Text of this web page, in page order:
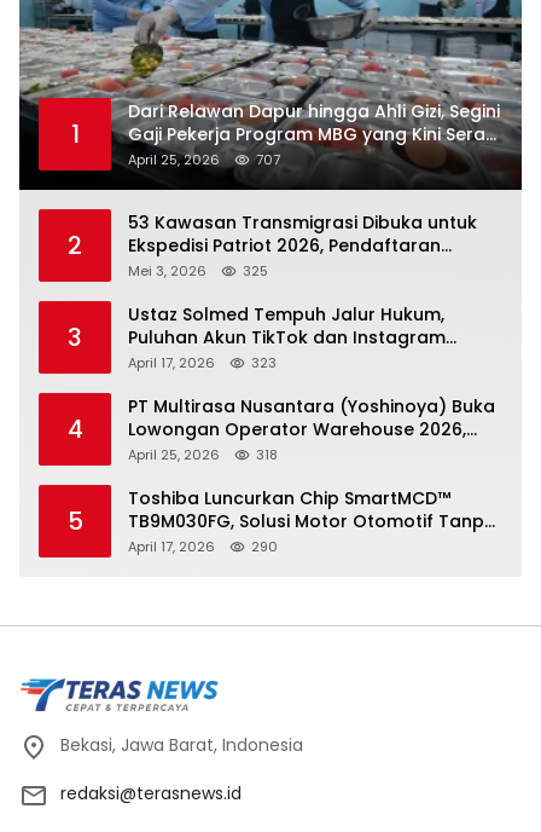
1
Dari Relawan Dapur hingga Ahli Gizi, Segini
Gaji Pekerja Program MBG yang Kini Serap
Hampir Sejuta Tenaga Kerja
April 25, 2026 707
2
53 Kawasan Transmigrasi Dibuka untuk
Ekspedisi Patriot 2026, Pendaftaran
Ditutup 21 Mei
Mei 3, 2026 325
3
Ustaz Solmed Tempuh Jalur Hukum,
Puluhan Akun TikTok dan Instagram
Dilaporkan atas Tuduhan Fitnah
April 17, 2026 323
4
PT Multirasa Nusantara (Yoshinoya) Buka
Lowongan Operator Warehouse 2026,
Penempatan CK Bekasi
April 25, 2026 318
5
Toshiba Luncurkan Chip SmartMCD™
TB9M030FG, Solusi Motor Otomotif Tanpa
Sensor di Kecepatan Nol
April 17, 2026 290
Bekasi, Jawa Barat, Indonesia
redaksi@terasnews.id